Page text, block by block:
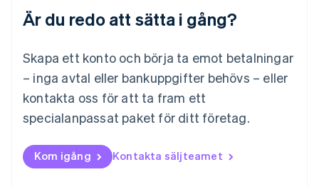
Är du redo att sätta i gång?
Skapa ett konto och börja ta emot betalningar
– inga avtal eller bankuppgifter behövs – eller
kontakta oss för att ta fram ett
specialanpassat paket för ditt företag.
Kom igång Kontakta säljteamet
Nederländerna
Norge
English
Nya Zeeland
English
English
Português English
Rumänien